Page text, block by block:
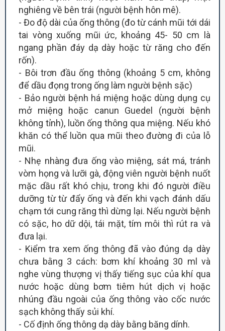
nghiêng về bên trái (người bệnh hôn mê).
- Đo độ dài của ống thông (đo từ cánh mũi tới dái
tai vòng xuống mũi ức, khoảng 45- 50 cm là
ngang phần đáy dạ dày hoặc từ răng cho đến
rốn).
- Bôi trơn đầu ống thông (khoảng 5 cm, không
để dầu đọng trong ống làm người bệnh sặc)
- Bảo người bệnh há miệng hoặc dùng dụng cụ
mở miệng hoặc canun Guedel (người bệnh
không tỉnh), luồn ống thông qua miệng. Nếu khó
khăn có thể luồn qua mũi theo đường đi của lỗ
mũi.
- Nhẹ nhàng đưa ống vào miệng, sát má, tránh
vòm họng và lưỡi gà, động viên người bệnh nuốt
mặc dầu rất khó chịu, trong khi đó người điều
dưỡng từ từ đẩy ống và đến khi vạch đánh dấu
chạm tới cung răng thì dừng lại. Nếu người bệnh
có sặc, ho dữ dội, tái mặt, tím môi thì rút ra và
đưa lại.
- Kiểm tra xem ống thông đã vào đúng dạ dày
chưa bằng 3 cách: bơm khí khoảng 30 ml và
nghe vùng thượng vị thấy tiếng sục của khí qua
nước hoặc dùng bơm tiêm hút dịch vị hoặc
nhúng đầu ngoài của ống thông vào cốc nước
sạch không thấy sủi khí.
- Cố định ống thông dạ dày bằng băng dính.